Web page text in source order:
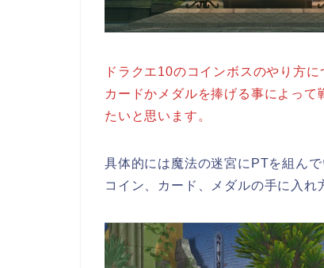
ドラクエ10のコインボスのやり方
カードかメダルを捧げる事によっ
たいと思います。
具体的には魔法の迷宮にPTを組ん
コイン、カード、メダルの手に入れ